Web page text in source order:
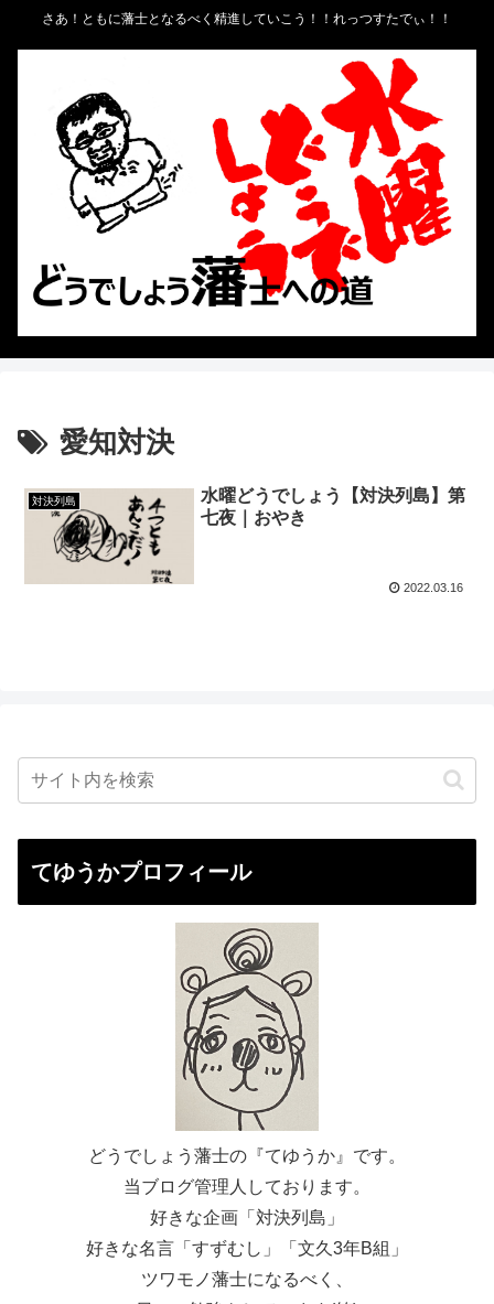
さあ！ともに藩士となるべく精進していこう！！れっつすたでぃ！！
愛知対決
対決列島
水曜どうでしょう【対決列島】第
七夜｜おやき
2022.03.16
てゆうかプロフィール
どうでしょう藩士の『てゆうか』です。
当ブログ管理人しております。
好きな企画「対決列島」
好きな名言「すずむし」「文久3年B組」
ツワモノ藩士になるべく、